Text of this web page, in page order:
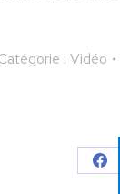
: Vidéo